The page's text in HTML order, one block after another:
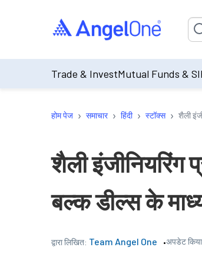
Trade & InvestMutual Funds &
होम पेज › समाचार › हिंदी › स्टॉक्स › शैली
शैली इंजीनियरिंग
बल्क डील्स के
द्वारा लिखित: Team Angel One अपडेट किया